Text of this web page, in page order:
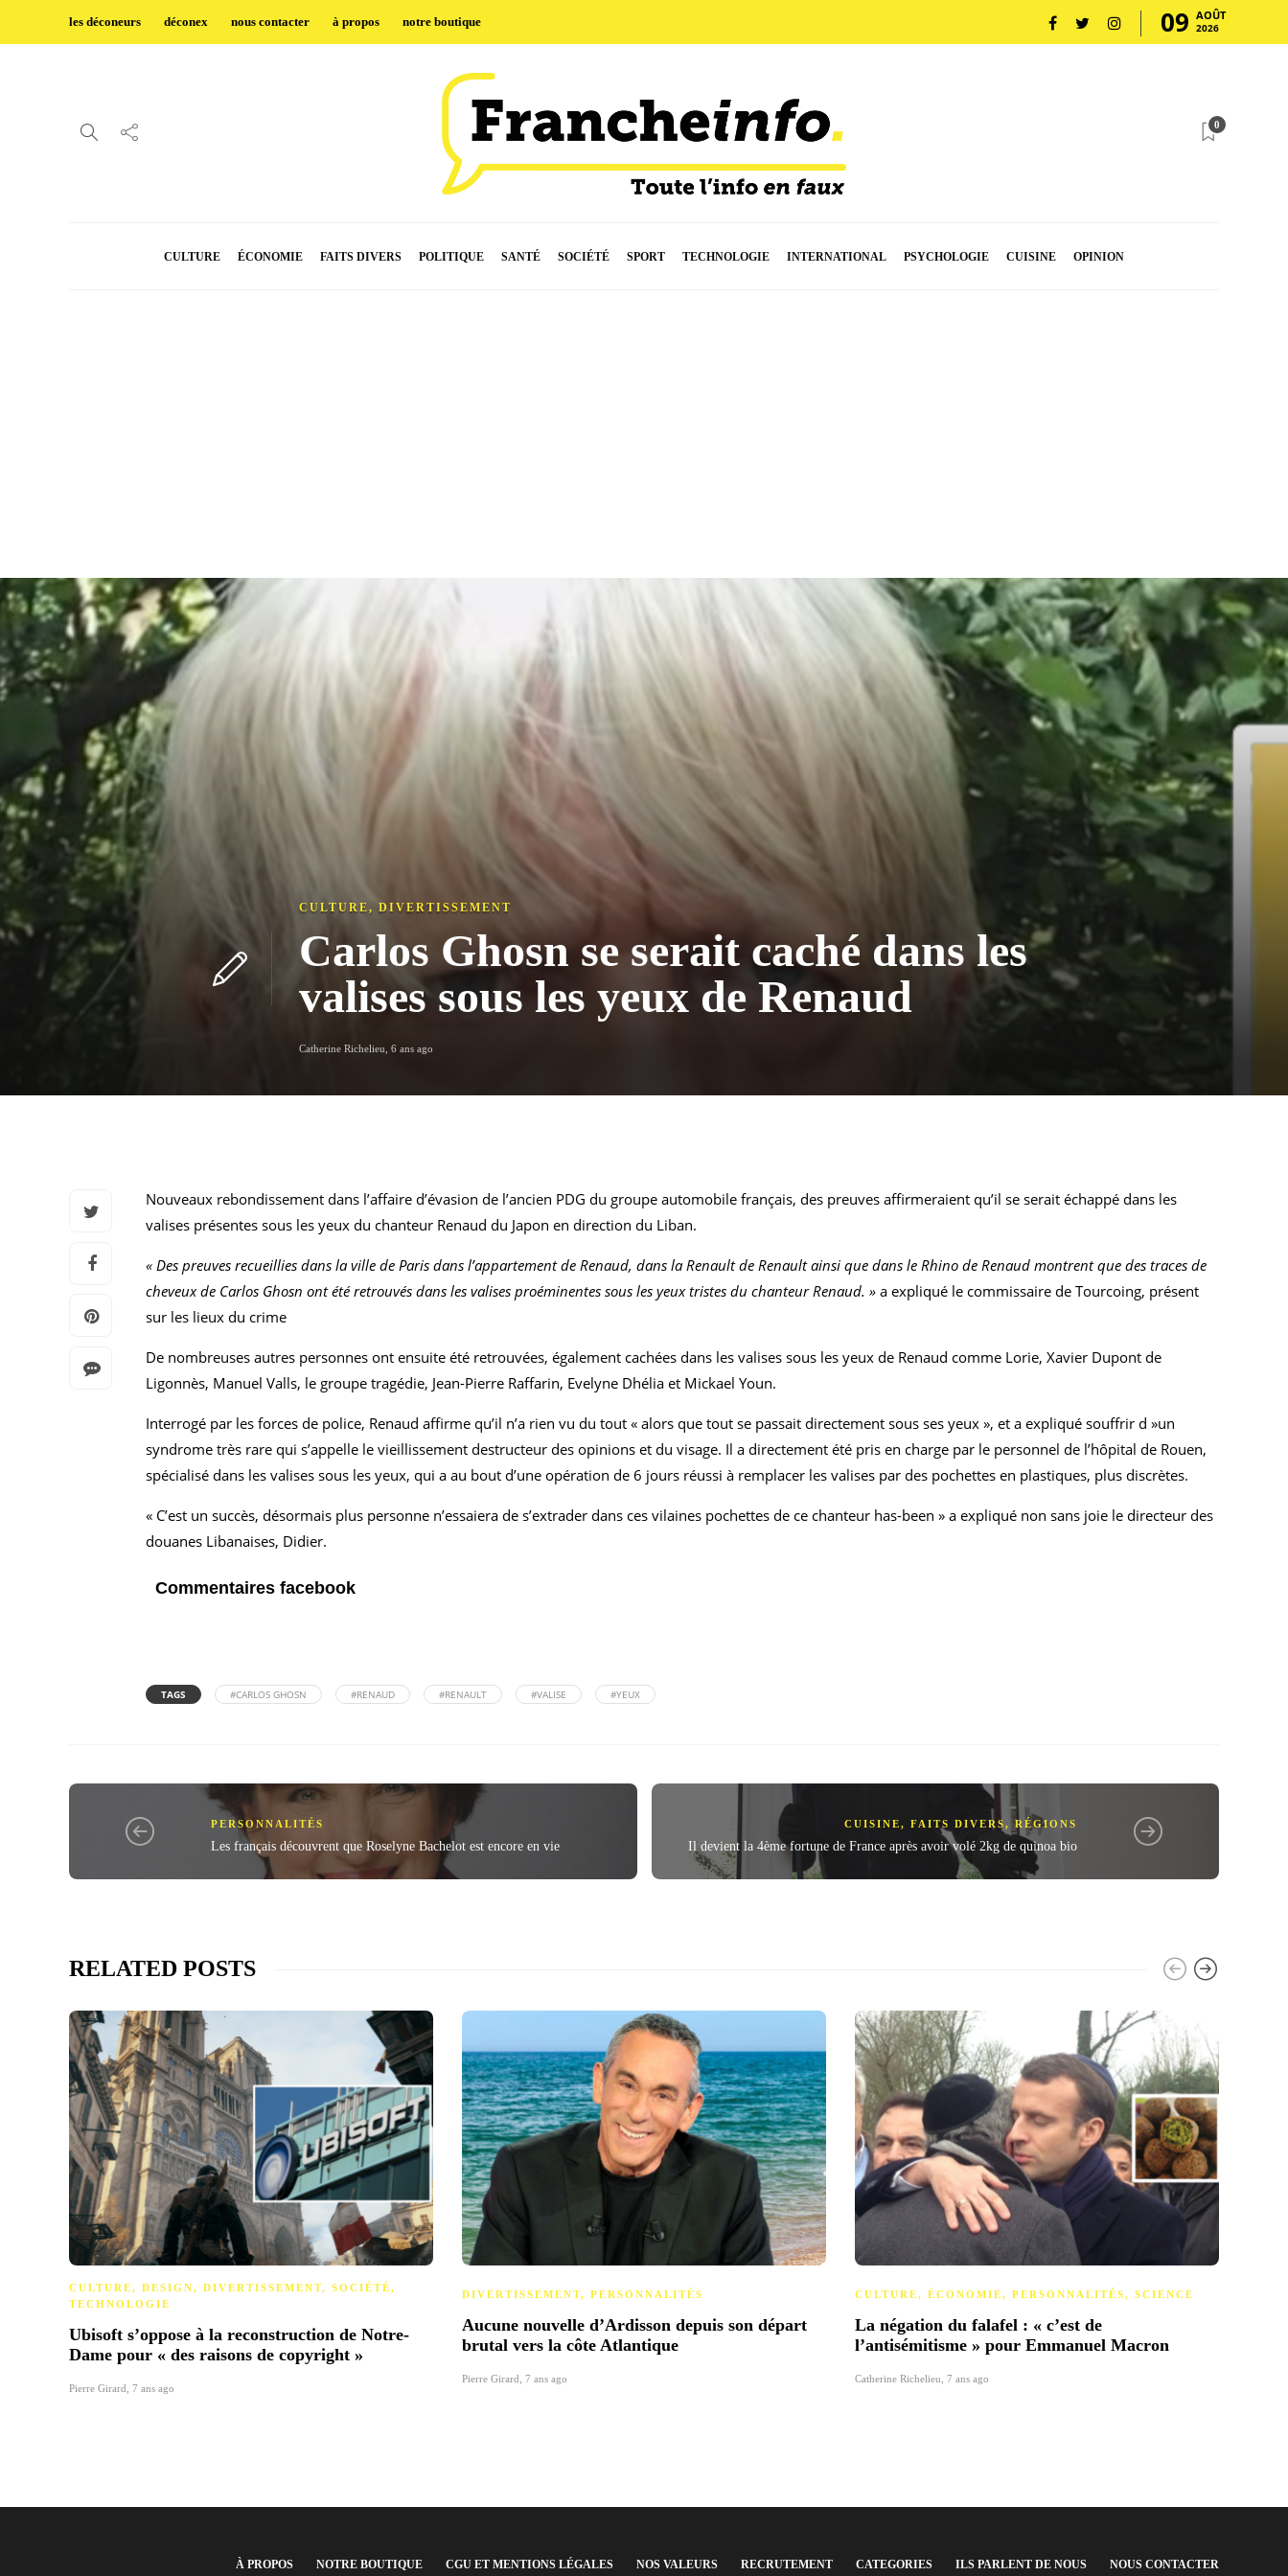
les déconeurs déconex nous contacter à propos notre boutique 09 AOÛT
2026
0
CULTURE ÉCONOMIE FAITS DIVERS POLITIQUE SANTÉ SOCIÉTÉ SPORT TECHNOLOGIE INTERNATIONAL PSYCHOLOGIE CUISINE OPINION
CULTURE, DIVERTISSEMENT
Carlos Ghosn se serait caché dans les
valises sous les yeux de Renaud
Catherine Richelieu 6 ans ago
Nouveaux rebondissement dans l’affaire d’évasion de l’ancien PDG du groupe automobile français, des preuves affirmeraient qu’il se serait échappé dans les
valises présentes sous les yeux du chanteur Renaud du Japon en direction du Liban.
« Des preuves recueillies dans la ville de Paris dans l’appartement de Renaud, dans la Renault de Renault ainsi que dans le Rhino de Renaud montrent que des traces de
cheveux de Carlos Ghosn ont été retrouvés dans les valises proéminentes sous les yeux tristes du chanteur Renaud. » a expliqué le commissaire de Tourcoing, présent
sur les lieux du crime
De nombreuses autres personnes ont ensuite été retrouvées, également cachées dans les valises sous les yeux de Renaud comme Lorie, Xavier Dupont de
Ligonnès, Manuel Valls, le groupe tragédie, Jean-Pierre Raffarin, Evelyne Dhélia et Mickael Youn.
Interrogé par les forces de police, Renaud affirme qu’il n’a rien vu du tout « alors que tout se passait directement sous ses yeux », et a expliqué souffrir d »un
syndrome très rare qui s’appelle le vieillissement destructeur des opinions et du visage. Il a directement été pris en charge par le personnel de l’hôpital de Rouen,
spécialisé dans les valises sous les yeux, qui a au bout d’une opération de 6 jours réussi à remplacer les valises par des pochettes en plastiques, plus discrètes.
« C’est un succès, désormais plus personne n’essaiera de s’extrader dans ces vilaines pochettes de ce chanteur has-been » a expliqué non sans joie le directeur des
douanes Libanaises, Didier.
Commentaires facebook
TAGS #CARLOS GHOSN #RENAUD #RENAULT #VALISE #YEUX
PERSONNALITÉS
Les français découvrent que Roselyne Bachelot est encore en vie
CUISINE, FAITS DIVERS, RÉGIONS
Il devient la 4ème fortune de France après avoir volé 2kg de quinoa bio
RELATED POSTS
CULTURE, DESIGN, DIVERTISSEMENT, SOCIÉTÉ,
TECHNOLOGIE
Ubisoft s’oppose à la reconstruction de Notre-
Dame pour « des raisons de copyright »
Pierre Girard 7 ans ago
DIVERTISSEMENT, PERSONNALITÉS
Aucune nouvelle d’Ardisson depuis son départ
brutal vers la côte Atlantique
Pierre Girard 7 ans ago
CULTURE, ÉCONOMIE, PERSONNALITÉS, SCIENCE
La négation du falafel : « c’est de
l’antisémitisme » pour Emmanuel Macron
Catherine Richelieu 7 ans ago
À PROPOS NOTRE BOUTIQUE CGU ET MENTIONS LÉGALES NOS VALEURS RECRUTEMENT CATEGORIES ILS PARLENT DE NOUS NOUS CONTACTER